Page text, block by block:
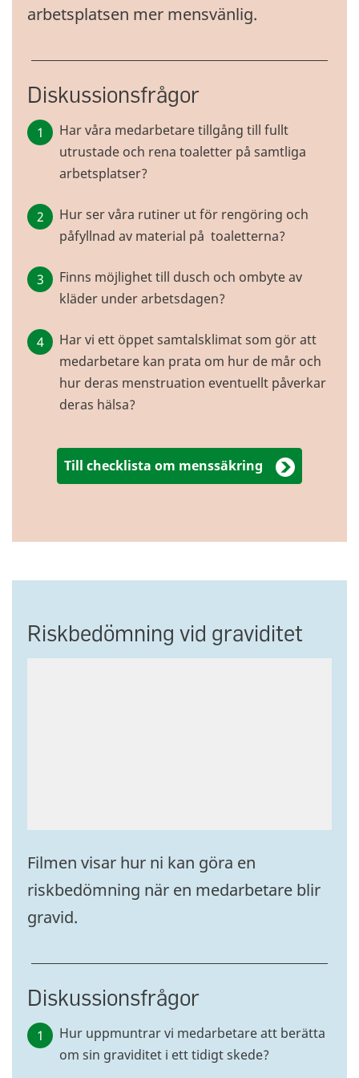
arbetsplatsen mer mensvänlig.
Diskussionsfrågor
Har våra medarbetare tillgång till fullt
utrustade och rena toaletter på samtliga
arbetsplatser?
Hur ser våra rutiner ut för rengöring och
påfyllnad av material på toaletterna?
Finns möjlighet till dusch och ombyte av
kläder under arbetsdagen?
Har vi ett öppet samtalsklimat som gör att
medarbetare kan prata om hur de mår och
hur deras menstruation eventuellt påverkar
deras hälsa?
Till checklista om menssäkring
Riskbedömning vid graviditet
Filmen visar hur ni kan göra en
riskbedömning när en medarbetare blir
gravid.
Diskussionsfrågor
Hur uppmuntrar vi medarbetare att berätta
om sin graviditet i ett tidigt skede?